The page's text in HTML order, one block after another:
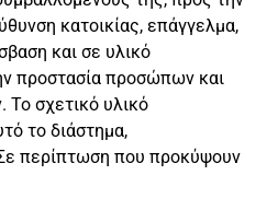
κατοικίας, επάγγελμα,
και σε υλικό
προστασία προσώπων και
σχετικό υλικό
το διάστημα,
περίπτωση που προκύψουν